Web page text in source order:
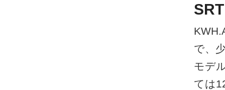
で、
モデ
ては